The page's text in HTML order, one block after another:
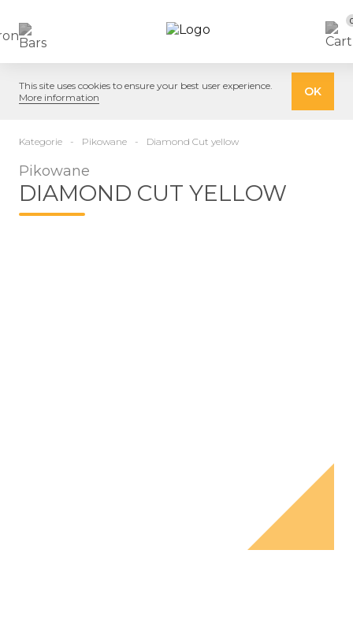
This site uses cookies to ensure your best user experience.
More information
OK
Kategorie Pikowane Diamond Cut yellow
Pikowane
DIAMOND CUT YELLOW